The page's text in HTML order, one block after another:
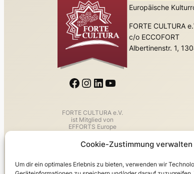
Cookie-Zustimmung verwalten
Um dir ein optimales Erlebnis zu bieten, verwenden wir
Facebook Instagram LinkedIn YouTube
FORTE CULTURA e.V.
ist Mitglied von
EFFORTS Europe
Europäische
FORTE CULTURA
c/o ECCOFORT
Albertinenstr. 1,